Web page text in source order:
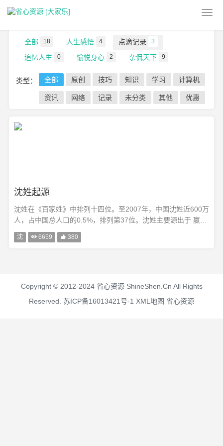
点滴记录
全部 18 人生感悟 4 点滴记录 3
追忆人生 0 愉悦身心 2 杂侃天下 9
类型： 全部 原创 技巧 知识 学习 计算机
资讯 网络 记录 未分类 其他 优惠
沈姓起源
沈姓在《百家姓》中排列十四位。至2007年，中国沈姓近600万
人，占中国总人口的0.5%，排列第37位。沈姓主要源出于 嬴
姓、姒姓、姬姓 和 芈姓。沈姓发展历史悠久，源头复杂。沈姓
源头可分为两类：一类是以国为氏，一类是以邑为氏。以国为氏
沈  6659  380
Copyright © 2012-2024 省心资源 ShineShen.Cn All Rights
Reserved. 苏ICP备16013421号-1 XML地图 省心资源